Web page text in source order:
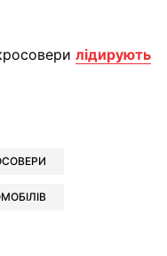
лідирують
Xу Viber
у Whatsapp
у Messenger
у LinkedIn